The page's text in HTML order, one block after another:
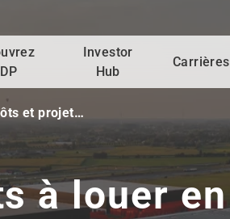
Investor
Hub
Carrières
et projet…
à louer en